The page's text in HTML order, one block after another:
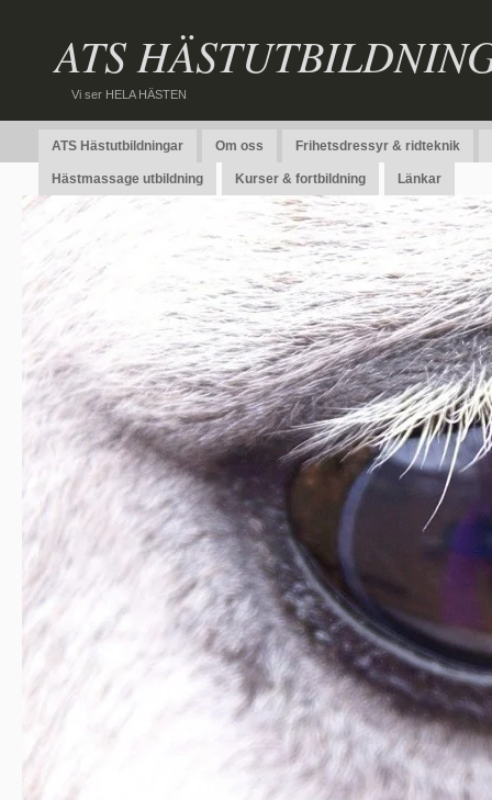
ATS
Vi ser HELA HÄSTEN
ATS Hästutbildningar Om oss Frihetsdressyr & ridteknik
Hästmassage utbildning Kurser & fortbildning Länkar